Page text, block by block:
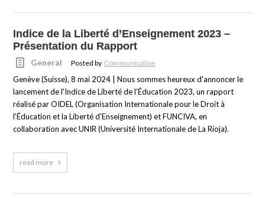
Indice de la Liberté d’Enseignement 2023 –
Présentation du Rapport
General Posted by Communication
Genève (Suisse), 8 mai 2024 | Nous sommes heureux d'annoncer le
lancement de l'Indice de Liberté de l'Éducation 2023, un rapport
réalisé par OIDEL (Organisation Internationale pour le Droit à
l'Éducation et la Liberté d'Enseignement) et FUNCIVA, en
collaboration avec UNIR (Université Internationale de La Rioja).
read more